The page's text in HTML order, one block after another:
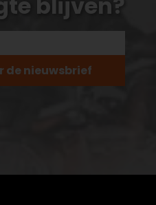
de nieuwsbrief